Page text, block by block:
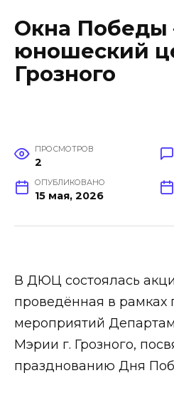
Окна Победы
юношеский
Грозного
ПРОСМОТРОВ
2
ОПУБЛИКОВАНО
15 мая, 2026
В ДЮЦ состоялась
проведённая в рамках
мероприятий
Мэрии г. Грозного,
празднованию Дня